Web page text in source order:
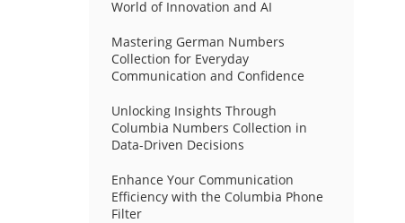
World of Innovation and AI
Mastering German Numbers
Collection for Everyday
Communication and Confidence
Unlocking Insights Through
Columbia Numbers Collection in
Data-Driven Decisions
Enhance Your Communication
Efficiency with the Columbia Phone
Filter